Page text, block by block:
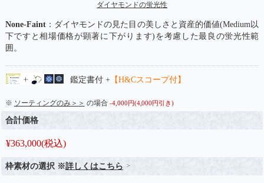
ダイヤモンドの蛍光性
None-Faint：ダイヤモンドの見た目の美しさと資産的価値(Medium以
下ですと相場価格が顕著に下がります)を考慮した最良の蛍光性範
囲。
鑑定書付 +【H&Cスコープ付】
※ ソーティングのみ＞＞ の場合 -4,000円(4,000円引き)
合計価格
¥363,000(税込)
枠素材の選択 ※詳しくはこちら